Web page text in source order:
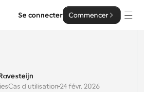
Se connecter Commencer
Cas d'utilisation 24 févr. 2026